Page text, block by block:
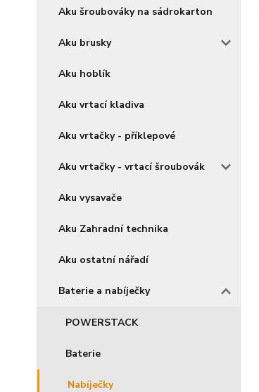
Aku šroubováky na sádrokarton
Aku brusky
Aku hoblík
Aku vrtací kladiva
Aku vrtačky - příklepové
Aku vrtačky - vrtací šroubovák
Aku vysavače
Aku Zahradní technika
Aku ostatní nářadí
Baterie a nabíječky
POWERSTACK
Baterie
Nabíječky